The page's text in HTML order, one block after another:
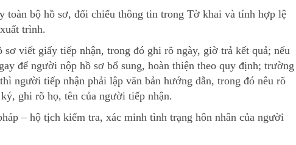
toàn bộ hồ sơ, đối chiếu thông tin trong Tờ khai và tính hợp lệ
trình.
viết giấy tiếp nhận, trong đó ghi rõ ngày, giờ trả kết quả; nếu
để người nộp hồ sơ bổ sung, hoàn thiện theo quy định; trường
người tiếp nhận phải lập văn bản hướng dẫn, trong đó nêu rõ
ghi rõ họ, tên của người tiếp nhận.
– hộ tịch kiểm tra, xác minh tình trạng hôn nhân của người